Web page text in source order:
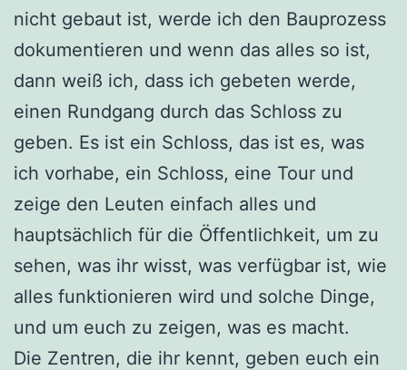
nicht gebaut ist, werde ich den Bauprozess
dokumentieren und wenn das alles so ist,
dann weiß ich, dass ich gebeten werde,
einen Rundgang durch das Schloss zu
geben. Es ist ein Schloss, das ist es, was
ich vorhabe, ein Schloss, eine Tour und
zeige den Leuten einfach alles und
hauptsächlich für die Öffentlichkeit, um zu
sehen, was ihr wisst, was verfügbar ist, wie
alles funktionieren wird und solche Dinge,
und um euch zu zeigen, was es macht.
Die Zentren, die ihr kennt, geben euch ein